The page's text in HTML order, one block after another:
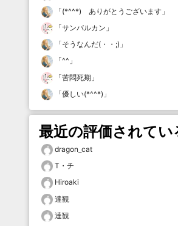
「(*^^*) ありがとうございます 」
「サンバルカン 」
「そうなんだ(・・;) 」
「^^ 」
「苦悶死期 」
「優しい(*^^*) 」
最近の評価されてい
dragon_cat
T・チ
Hiroaki
達観
達観